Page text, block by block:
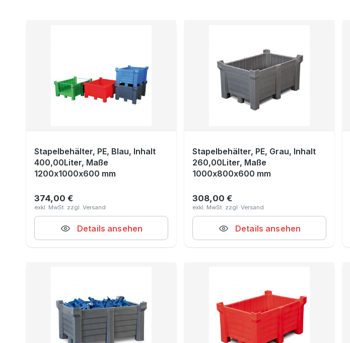
Stapelbehälter, PE, Blau, Inhalt
400,00Liter, Maße
1200x1000x600 mm
Regulärer Preis:
374,00 €
Details ansehen
Stapelbehälter, PE, Grau, Inhalt
260,00Liter, Maße
1000x800x600 mm
Regulärer Preis:
308,00 €
Details ansehen